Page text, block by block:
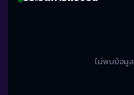
ไม่พบข้อมูล